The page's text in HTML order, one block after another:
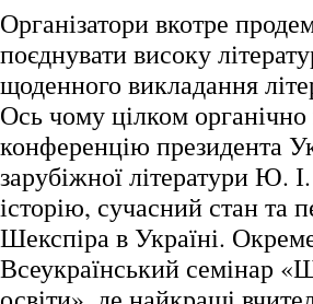
Організатори вкотре
поєднувати високу
щоденного викладання
Ось чому цілком
конференцію президента
зарубіжної літератури Ю.
історію, сучасний стан та
Шекспіра в Україні.
Всеукраїнський семінар